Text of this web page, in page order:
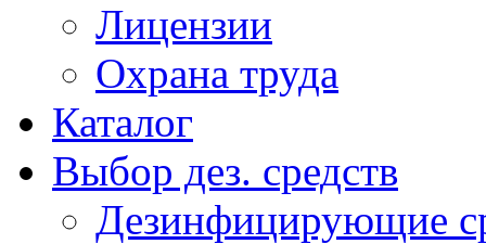
Лицензии
Охрана труда
Каталог
Выбор дез. средств
Дезинфицирующие